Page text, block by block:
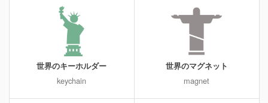
世界のキーホルダー
keychain
世界のマグネット
magnet